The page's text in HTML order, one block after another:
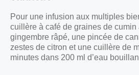
Pour une infusion aux multiples
cuillère à café de graines de cumin
gingembre râpé, une pincée de
zestes de citron et une cuillère de
minutes dans 200 ml d’eau